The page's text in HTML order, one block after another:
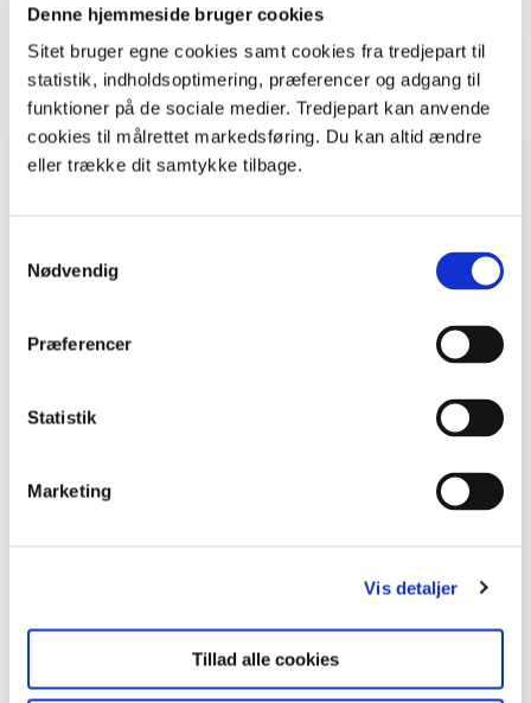
Denne hjemmeside bruger cookies
Sitet bruger egne cookies samt cookies fra tredjepart til
statistik, indholdsoptimering, præferencer og adgang til
funktioner på de sociale medier. Tredjepart kan anvende
cookies til målrettet markedsføring. Du kan altid ændre
eller trække dit samtykke tilbage.
Nødvendig
Præferencer
Statistik
Marketing
Vis detaljer
Tillad alle cookies
Sidste nyt
Viser1ud af12
Tæt på en tredjedel af de almene skoler og over
klasseundervisningen med udeskole, viser ny forskning.
Nyhed